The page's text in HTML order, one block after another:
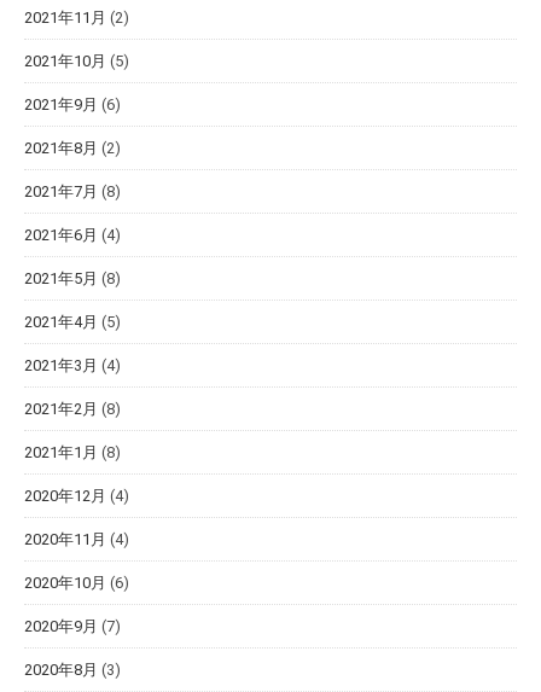
2021年11月 (2)
2021年10月 (5)
2021年9月 (6)
2021年8月 (2)
2021年7月 (8)
2021年6月 (4)
2021年5月 (8)
2021年4月 (5)
2021年3月 (4)
2021年2月 (8)
2021年1月 (8)
2020年12月 (4)
2020年11月 (4)
2020年10月 (6)
2020年9月 (7)
2020年8月 (3)